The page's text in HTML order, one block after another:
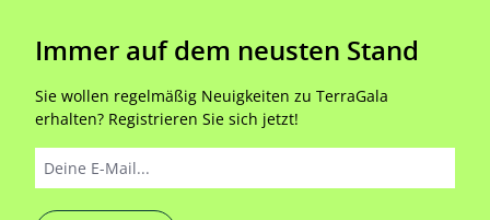
Immer auf dem neusten Stand
Sie wollen regelmäßig Neuigkeiten zu TerraGala
erhalten? Registrieren Sie sich jetzt!